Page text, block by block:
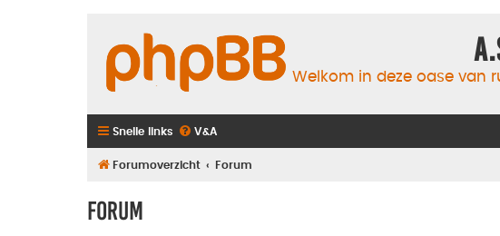
Welkom in deze oase van
Snelle links V&A
Forumoverzicht Forum
Forum